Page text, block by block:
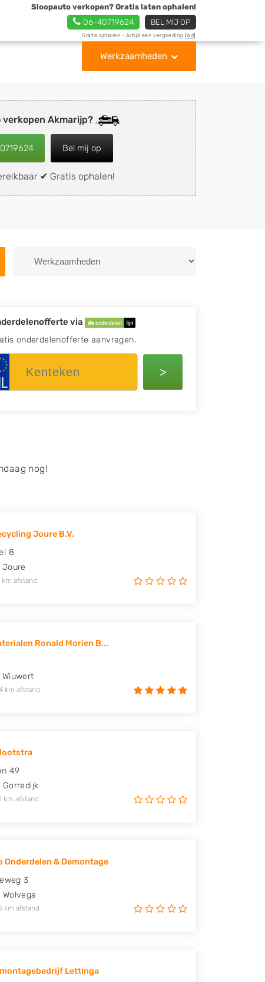
Sloopauto verkopen? Gratis laten ophalen!
06-40719624 BEL MIJ OP
Gratis ophalen - Altijd een vergoeding [Ad]
Werkzaamheden
verkopen Akmarijp?
Bel mij op
✔ Gratis ophalen!
via
onderdelenofferte aanvragen.
>
nog!
Joure B.V.
8
Joure
km afstand
Ronald Morien B...
Wiuwert
km afstand
49
Gorredijk
km afstand
Onderdelen & Demontage
3
Wolvega
km afstand
Lettinga